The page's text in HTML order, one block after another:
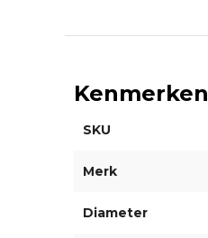
Kenmerken
SKU
Merk
Diameter